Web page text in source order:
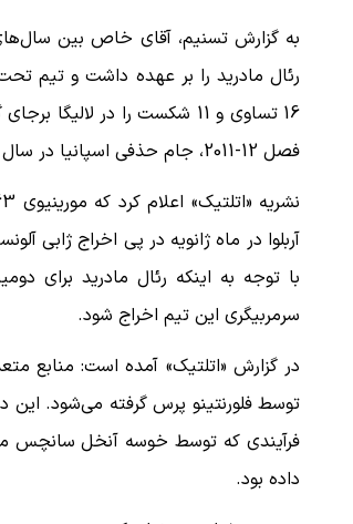
16 تساوی و 11 شکست را در
فصل 12-2011، جام حذفی اسپانیا در سال 2011 و سوپرجام اسپانیا در سال 2012 شد.
آربلوا در ماه ژانویه در پی اخراج ژابی
با توجه به اینکه رئال مادرید برای
سرمربیگری این تیم اخراج شود.
در گزارش «اتلتیک» آمده است: منابع
توسط فلورنتینو پرس گرفته می‌شود. این
فرآیندی که توسط خوسه آنخل سانچس
داده بود.